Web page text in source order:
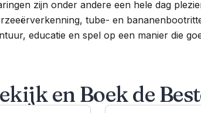
zijn onder andere een hele dag
tube- en
educatie en spel op een manier die
en Boek de